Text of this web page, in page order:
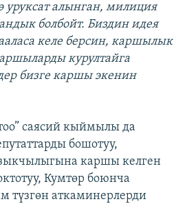
уруксат алынган, милиция
болбойт. Биздин идея
келе берсин, каршылык
курултайга
бизге каршы экенин
саясий кыймылы да
бошотуу,
каршы келген
Кумтөр боюнча
аткаминерлерди